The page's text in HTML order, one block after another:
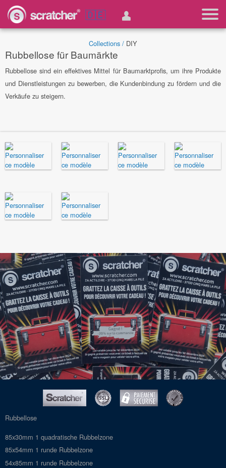
🇩🇪
Collections / DIY
Rubbellose für Baumärkte
Rubbellose sind ein effektives Mittel für Baumarktprofis, um ihre Produkte
und Dienstleistungen zu bewerben, die Kundenbindung zu fördern und die
Verkäufe zu steigern.
Rubbellose
85x30mm 1 quadratische Rubbelzone
85x54mm 1 runde Rubbelzone
54x85mm 1 runde Rubbelzone